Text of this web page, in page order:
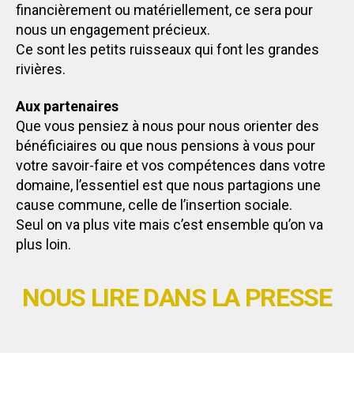
financièrement ou matériellement, ce sera pour
nous un engagement précieux.
Ce sont les petits ruisseaux qui font les grandes
rivières.
Aux partenaires
Que vous pensiez à nous pour nous orienter des
bénéficiaires ou que nous pensions à vous pour
votre savoir-faire et vos compétences dans votre
domaine, l’essentiel est que nous partagions une
cause commune, celle de l’insertion sociale.
Seul on va plus vite mais c’est ensemble qu’on va
plus loin.
NOUS LIRE DANS LA PRESSE